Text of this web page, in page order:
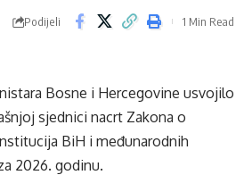
Podijeli 1 Min Read
Bosne i Hercegovine usvojilo
sjednici nacrt Zakona o
BiH i međunarodnih
2026. godinu.